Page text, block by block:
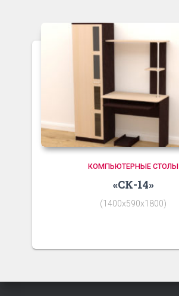
КОМПЬЮТЕРНЫЕ СТОЛЫ
«СК-14»
(1400х590х1800)